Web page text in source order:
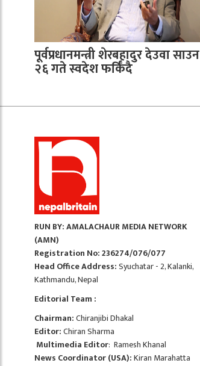
पूर्वप्रधानमन्त्री शेरबहादुर देउवा साउन
२६ गते स्वदेश फर्किँदै
RUN BY: AMALACHAUR MEDIA NETWORK
(AMN)
Registration No: 236274/076/077
Head Office Address:Syuchatar - 2, Kalanki,
Kathmandu, Nepal
Editorial Team :
Chairman:Chiranjibi Dhakal
Editor:Chiran Sharma
Multimedia Editor: Ramesh Khanal
News Coordinator (USA):Kiran Marahatta